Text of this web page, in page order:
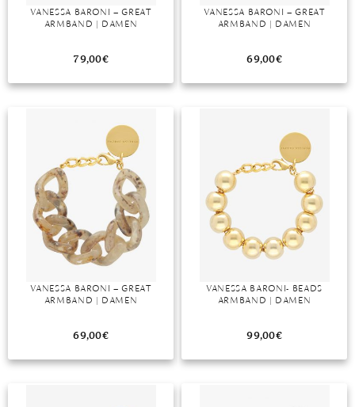
SAPHIR
VANESSA BARONI – GREAT
ARMBAND | DAMEN
79,00€
VANESSA BARONI – GREAT
ARMBAND | DAMEN
69,00€
VANESSA BARONI – GREAT
ARMBAND | DAMEN
69,00€
VANESSA BARONI- BEADS
ARMBAND | DAMEN
99,00€